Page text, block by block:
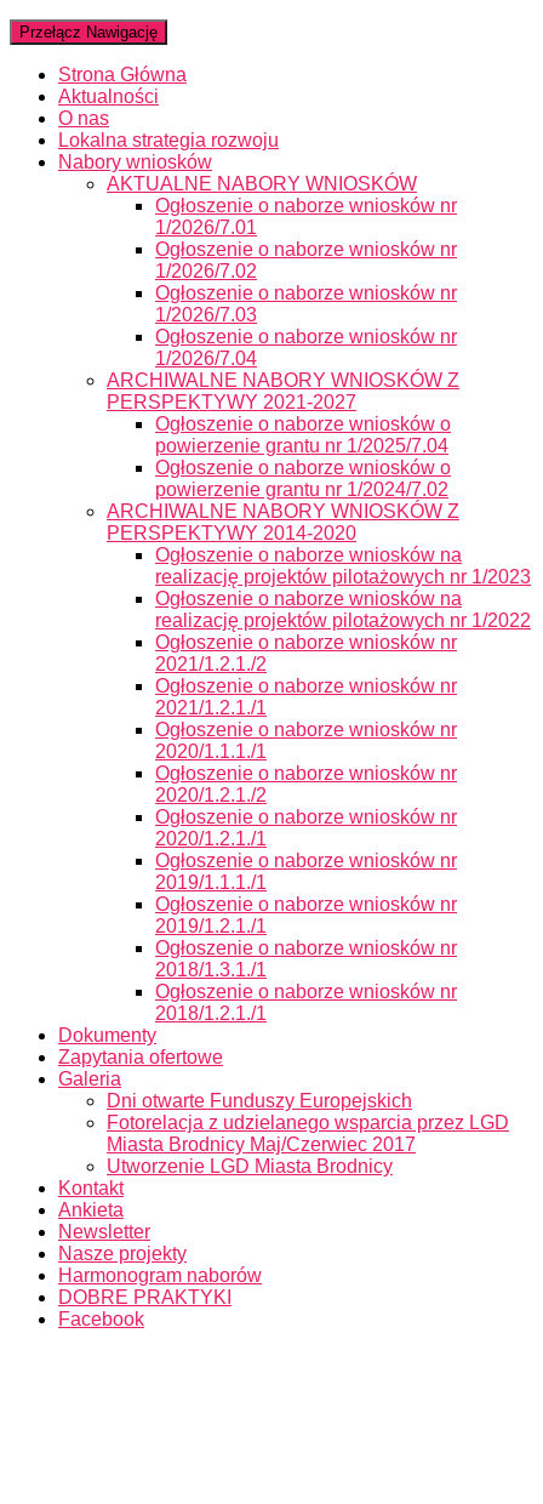
Przełącz Nawigację
Strona Główna
Aktualności
O nas
Lokalna strategia rozwoju
Nabory wniosków
AKTUALNE NABORY WNIOSKÓW
Ogłoszenie o naborze wniosków nr
1/2026/7.01
Ogłoszenie o naborze wniosków nr
1/2026/7.02
Ogłoszenie o naborze wniosków nr
1/2026/7.03
Ogłoszenie o naborze wniosków nr
1/2026/7.04
ARCHIWALNE NABORY WNIOSKÓW Z
PERSPEKTYWY 2021-2027
Ogłoszenie o naborze wniosków o
powierzenie grantu nr 1/2025/7.04
Ogłoszenie o naborze wniosków o
powierzenie grantu nr 1/2024/7.02
ARCHIWALNE NABORY WNIOSKÓW Z
PERSPEKTYWY 2014-2020
Ogłoszenie o naborze wniosków na
realizację projektów pilotażowych nr 1/2023
Ogłoszenie o naborze wniosków na
realizację projektów pilotażowych nr 1/2022
Ogłoszenie o naborze wniosków nr
2021/1.2.1./2
Ogłoszenie o naborze wniosków nr
2021/1.2.1./1
Ogłoszenie o naborze wniosków nr
2020/1.1.1./1
Ogłoszenie o naborze wniosków nr
2020/1.2.1./2
Ogłoszenie o naborze wniosków nr
2020/1.2.1./1
Ogłoszenie o naborze wniosków nr
2019/1.1.1./1
Ogłoszenie o naborze wniosków nr
2019/1.2.1./1
Ogłoszenie o naborze wniosków nr
2018/1.3.1./1
Ogłoszenie o naborze wniosków nr
2018/1.2.1./1
Dokumenty
Zapytania ofertowe
Galeria
Dni otwarte Funduszy Europejskich
Fotorelacja z udzielanego wsparcia przez LGD
Miasta Brodnicy Maj/Czerwiec 2017
Utworzenie LGD Miasta Brodnicy
Kontakt
Ankieta
Newsletter
Nasze projekty
Harmonogram naborów
DOBRE PRAKTYKI
Facebook